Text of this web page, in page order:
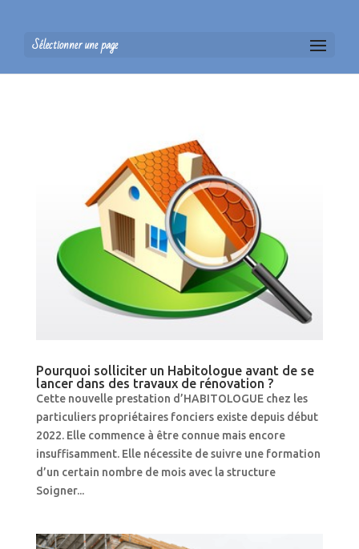
Sélectionner une page
Pourquoi solliciter un Habitologue avant de se
lancer dans des travaux de rénovation ?
Cette nouvelle prestation d’HABITOLOGUE chez les
particuliers propriétaires fonciers existe depuis début
2022. Elle commence à être connue mais encore
insuffisamment. Elle nécessite de suivre une formation
d’un certain nombre de mois avec la structure
Soigner...